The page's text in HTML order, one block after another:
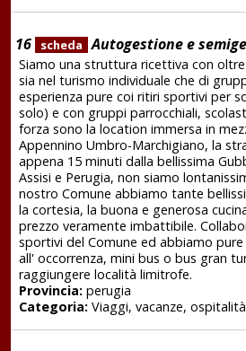
16 scheda Autogestione e
Siamo una struttura ricettiva con
sia nel turismo individuale che di
esperienza pure coi ritiri sportivi per
solo) e con gruppi parrocchiali,
forza sono la location immersa in
Appennino Umbro-Marchigiano, la
appena 15 minuti dalla bellissima
Assisi e Perugia, non siamo
nostro Comune abbiamo tante
la cortesia, la buona e generosa
prezzo veramente imbattibile.
sportivi del Comune ed abbiamo
all' occorrenza, mini bus o bus gran
raggiungere località limitrofe.
Provincia:perugia
Categoria:Viaggi, vacanze, ospitalità